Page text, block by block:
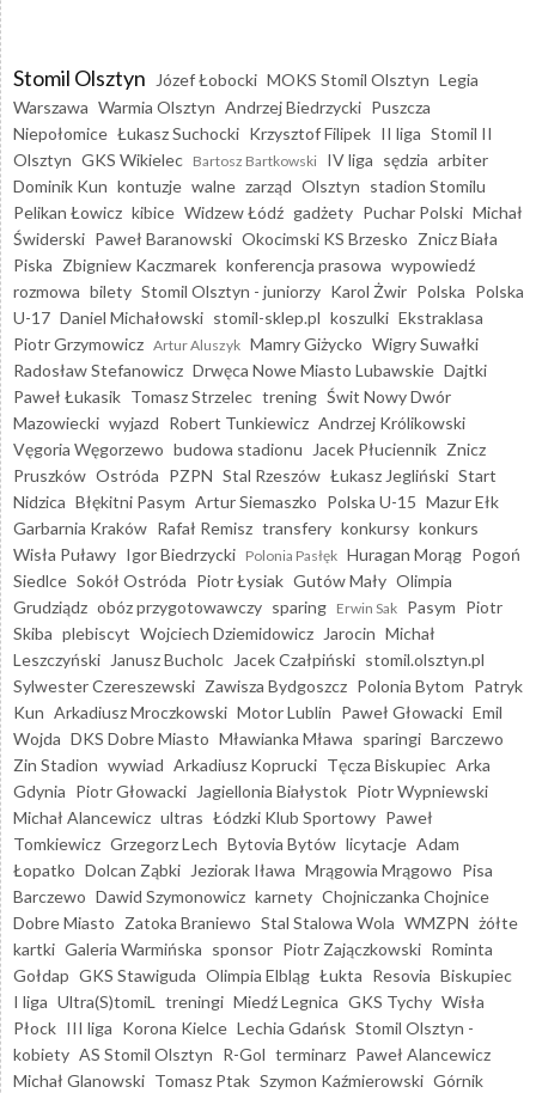
Stomil Olsztyn Józef Łobocki MOKS Stomil Olsztyn Legia
Warszawa Warmia Olsztyn Andrzej Biedrzycki Puszcza
Niepołomice Łukasz Suchocki Krzysztof Filipek II liga Stomil II
Olsztyn GKS Wikielec Bartosz Bartkowski IV liga sędzia arbiter
Dominik Kun kontuzje walne zarząd Olsztyn stadion Stomilu
Pelikan Łowicz kibice Widzew Łódź gadżety Puchar Polski Michał
Świderski Paweł Baranowski Okocimski KS Brzesko Znicz Biała
Piska Zbigniew Kaczmarek konferencja prasowa wypowiedź
rozmowa bilety Stomil Olsztyn - juniorzy Karol Żwir Polska Polska
U-17 Daniel Michałowski stomil-sklep.pl koszulki Ekstraklasa
Piotr Grzymowicz Artur Aluszyk Mamry Giżycko Wigry Suwałki
Radosław Stefanowicz Drwęca Nowe Miasto Lubawskie Dajtki
Paweł Łukasik Tomasz Strzelec trening Świt Nowy Dwór
Mazowiecki wyjazd Robert Tunkiewicz Andrzej Królikowski
Vęgoria Węgorzewo budowa stadionu Jacek Płuciennik Znicz
Pruszków Ostróda PZPN Stal Rzeszów Łukasz Jegliński Start
Nidzica Błękitni Pasym Artur Siemaszko Polska U-15 Mazur Ełk
Garbarnia Kraków Rafał Remisz transfery konkursy konkurs
Wisła Puławy Igor Biedrzycki Polonia Pasłęk Huragan Morąg Pogoń
Siedlce Sokół Ostróda Piotr Łysiak Gutów Mały Olimpia
Grudziądz obóz przygotowawczy sparing Erwin Sak Pasym Piotr
Skiba plebiscyt Wojciech Dziemidowicz Jarocin Michał
Leszczyński
Janusz Bucholc Jacek Czałpiński stomil.olsztyn.pl
Sylwester Czereszewski Zawisza Bydgoszcz Polonia Bytom Patryk
Kun Arkadiusz Mroczkowski Motor Lublin Paweł Głowacki Emil
Wojda DKS Dobre Miasto Mławianka Mława sparingi Barczewo
Zin Stadion wywiad Arkadiusz Koprucki Tęcza Biskupiec Arka
Gdynia Piotr Głowacki Jagiellonia Białystok Piotr Wypniewski
Michał Alancewicz ultras Łódzki Klub Sportowy Paweł
Tomkiewicz Grzegorz Lech Bytovia Bytów licytacje Adam
Łopatko Dolcan Ząbki Jeziorak Iława Mrągowia Mrągowo Pisa
Barczewo Dawid Szymonowicz karnety Chojniczanka Chojnice
Dobre Miasto Zatoka Braniewo Stal Stalowa Wola WMZPN żółte
kartki Galeria Warmińska sponsor Piotr Zajączkowski Rominta
Gołdap GKS Stawiguda Olimpia Elbląg Łukta Resovia Biskupiec
I liga Ultra(S)tomiL treningi Miedź Legnica GKS Tychy Wisła
Płock III liga Korona Kielce Lechia Gdańsk Stomil Olsztyn -
kobiety AS Stomil Olsztyn R-Gol terminarz Paweł Alancewicz
Michał Glanowski Tomasz Ptak Szymon Kaźmierowski Górnik